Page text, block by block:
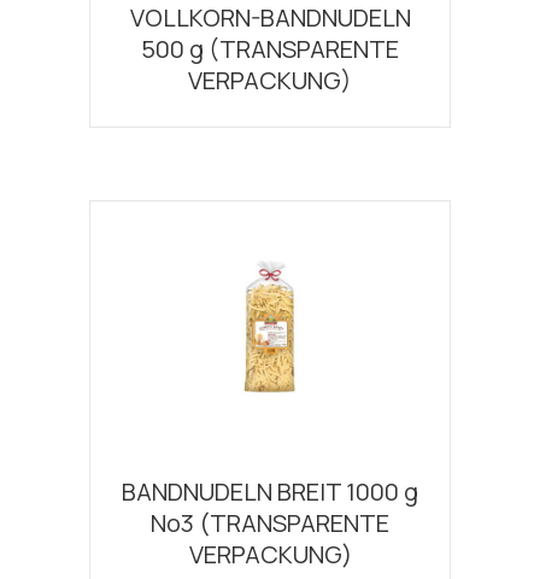
VOLLKORN-BANDNUDELN
500 g (TRANSPARENTE
VERPACKUNG)
BANDNUDELN BREIT 1000 g
Νο3 (TRANSPARENTE
VERPACKUNG)